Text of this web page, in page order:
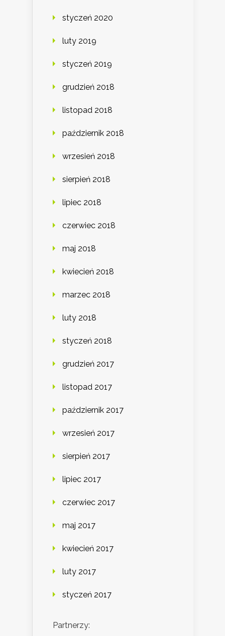
styczeń 2020
luty 2019
styczeń 2019
grudzień 2018
listopad 2018
październik 2018
wrzesień 2018
sierpień 2018
lipiec 2018
czerwiec 2018
maj 2018
kwiecień 2018
marzec 2018
luty 2018
styczeń 2018
grudzień 2017
listopad 2017
październik 2017
wrzesień 2017
sierpień 2017
lipiec 2017
czerwiec 2017
maj 2017
kwiecień 2017
luty 2017
styczeń 2017
Partnerzy: